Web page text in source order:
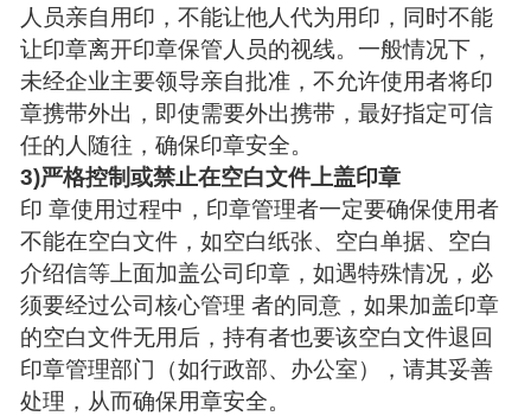
人员亲自用印，不能让他人代为用印，同时不能
让印章离开印章保管人员的视线。一般情况下，
未经企业主要领导亲自批准，不允许使用者将印
章携带外出，即使需要外出携带，最好指定可信
任的人随往，确保印章安全。
3)严格控制或禁止在空白文件上盖印章
印 章使用过程中，印章管理者一定要确保使用者
不能在空白文件，如空白纸张、空白单据、空白
介绍信等上面加盖公司印章，如遇特殊情况，必
须要经过公司核心管理 者的同意，如果加盖印章
的空白文件无用后，持有者也要该空白文件退回
印章管理部门（如行政部、办公室），请其妥善
处理，从而确保用章安全。